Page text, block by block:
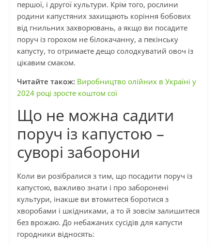
першої, і другої культури. Крім того, рослини
родини капустяних захищають коріння бобових
від гнильних захворювань, а якщо ви посадите
поруч із горохом не білокачанну, а пекінську
капусту, то отримаєте дещо солодкуватий овоч із
цікавим смаком.
Читайте також: Виробництво олійних в Україні у
2024 році зросте коштом сої
Що не можна садити
поруч із капустою –
суворі заборони
Коли ви розібралися з тим, що посадити поруч із
капустою, важливо знати і про заборонені
культури, інакше ви втомитеся боротися з
хворобами і шкідниками, а то й зовсім залишитеся
без врожаю. До небажаних сусідів для капусти
городники відносять: